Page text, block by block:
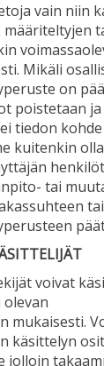
vain niin
määriteltyjen
Mikäli
on
poistetaan
tiedon
kuitenkin
tai
voivat
mukaisesti.
käsittelyn
jolloin